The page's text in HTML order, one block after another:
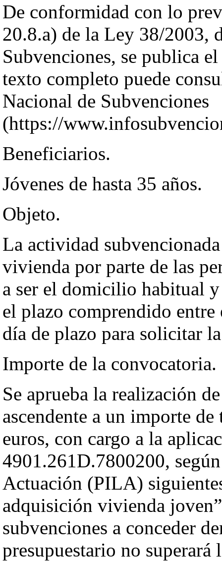
De conformidad con lo
20.8.a) de la Ley 38/2003,
Subvenciones, se publica
texto completo puede
Nacional de Subvenciones
(https://
Beneficiarios.
Jóvenes de hasta 35 años.
Objeto.
La actividad
vivienda por parte de las
a ser el domicilio habitual
el plazo comprendido
día de plazo para solicitar
Importe de la convocatoria.
Se aprueba la realización
ascendente a un importe
euros, con cargo a la
4901.261D.7800200,
Actuación (PILA)
adquisición vivienda
subvenciones a conceder
presupuestario no